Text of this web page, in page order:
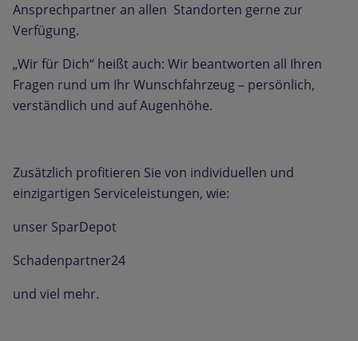
Ansprechpartner an allen Standorten gerne zur
Verfügung.
„Wir für Dich“ heißt auch: Wir beantworten all Ihren
Fragen rund um Ihr Wunschfahrzeug – persönlich,
verständlich und auf Augenhöhe.
Zusätzlich profitieren Sie von individuellen und
einzigartigen Serviceleistungen, wie:
unser SparDepot
Schadenpartner24
und viel mehr.